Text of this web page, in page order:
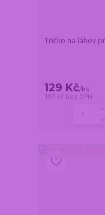
Tričko na láhev
129 Kč/ks
107 Kč bez DPH